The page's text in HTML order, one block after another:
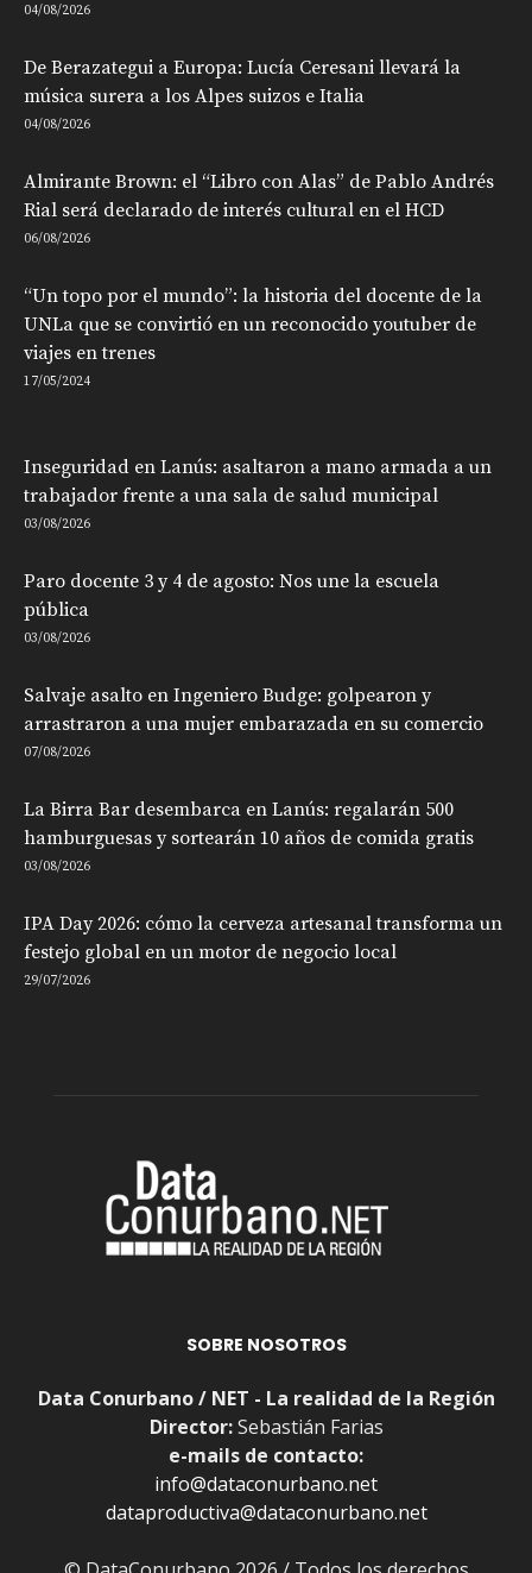
04/08/2026
De Berazategui a Europa: Lucía Ceresani llevará la
música surera a los Alpes suizos e Italia
04/08/2026
Almirante Brown: el “Libro con Alas” de Pablo Andrés
Rial será declarado de interés cultural en el HCD
06/08/2026
“Un topo por el mundo”: la historia del docente de la
UNLa que se convirtió en un reconocido youtuber de
viajes en trenes
17/05/2024
Inseguridad en Lanús: asaltaron a mano armada a un
trabajador frente a una sala de salud municipal
03/08/2026
Paro docente 3 y 4 de agosto: Nos une la escuela
pública
03/08/2026
Salvaje asalto en Ingeniero Budge: golpearon y
arrastraron a una mujer embarazada en su comercio
07/08/2026
La Birra Bar desembarca en Lanús: regalarán 500
hamburguesas y sortearán 10 años de comida gratis
03/08/2026
IPA Day 2026: cómo la cerveza artesanal transforma un
festejo global en un motor de negocio local
29/07/2026
SOBRE NOSOTROS
Data Conurbano / NET - La realidad de la Región
Director:Sebastián Farias
e-mails de contacto:
info@dataconurbano.net
dataproductiva@dataconurbano.net